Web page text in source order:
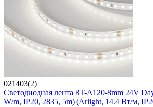
021403(2)
Светодиодная лента RT-A120-8mm 24V
W/m, IP20, 2835, 5m) (Arlight, 14.4 Вт/м,